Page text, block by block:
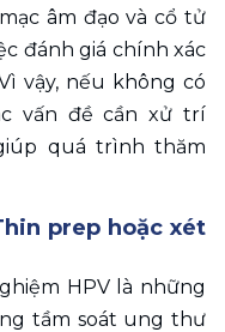
âm đạo và cổ tử
đánh giá chính xác
vậy, nếu không có
vấn đề cần xử trí
quá trình thăm
prep hoặc xét
HPV là những
tầm soát ung thư